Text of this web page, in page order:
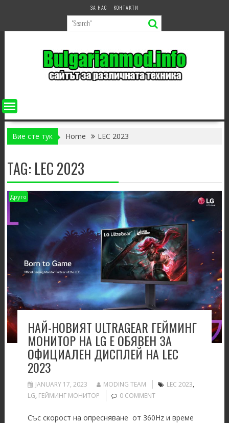
ЗА НАС КОНТАКТИ
Вие сте тук Home LEC 2023
TAG: LEC 2023
Друго
НАЙ-НОВИЯТ ULTRAGEAR ГЕЙМИНГ
МОНИТОР НА LG Е ОБЯВЕН ЗА
ОФИЦИАЛЕН ДИСПЛЕЙ НА LEC
2023
JANUARY 17, 2023 MODING TEAM LEC 2023,
LG, ГЕЙМИНГ МОНИТОР 0 COMMENT
Със скорост на опресняване от 360Hz и време